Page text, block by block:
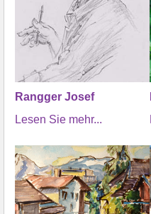
Rangger Josef
Lesen Sie mehr...